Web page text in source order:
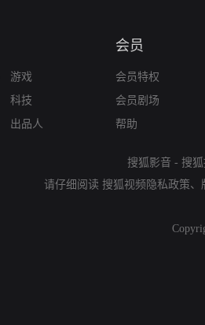
游戏
科技
出品人
会员
会员特权
会员剧场
帮助
搜狐影音 - 搜
请仔细阅读 搜狐视频隐私政策、